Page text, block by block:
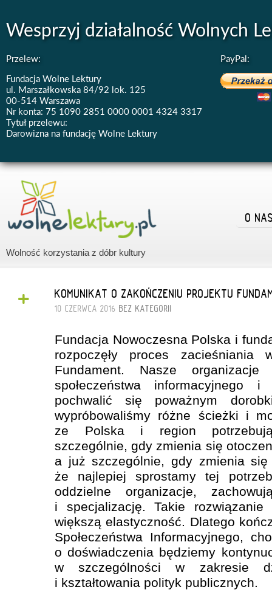
Wesprzyj działalność Wolnych
Przelew:
Fundacja Wolne Lektury
ul. Marszałkowska 84/92 lok. 125
00-514 Warszawa
Nr konta: 75 1090 2851 0000 0001 4324 3317
Tytuł przelewu:
Darowizna na fundację Wolne Lektury
PayPal:
Wolność korzystania z dóbr kultury
O
+ KOMUNIKAT O ZAKOŃCZENIU PROJEKTU
10 CZERWCA 2016 BEZ KATEGORII
Fundacja Nowoczesna Polska i
rozpoczęły proces zacieśniania
Fundament. Nasze
społeczeństwa
pochwalić się poważnym
wypróbowaliśmy różne ścieżki i
ze Polska i region
szczególnie, gdy zmienia się
a już szczególnie, gdy zmienia
że najlepiej sprostamy tej
oddzielne organizacje,
i specjalizację. Takie rozwiązanie
większą elastyczność. Dlatego
Społeczeństwa Informacyjnego,
o doświadczenia będziemy
w szczególności w zakresie
i kształtowania polityk publicznych.